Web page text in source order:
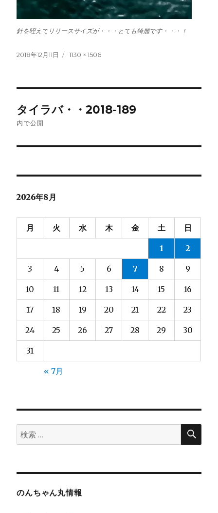
針を咥えてリリースサイズが・・・とても綺麗です・・・！
投
2018年12月11日
フ
1130 × 1506
稿
ゲ
ー
シ
ョ
ン
タイラバ・・2018-189
内で公開
2026年8月
月 火 水 木 金 土 日
1 2
3 4 5 6 7 8 9
10 11 12 13 14 15 16
17 18 19 20 21 22 23
24 25 26 27 28 29 30
31
« 7月
検
索:
検
のんちゃん丸情報